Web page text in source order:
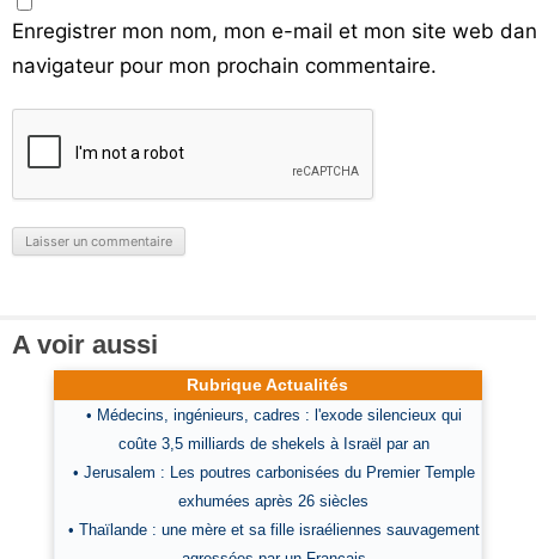
Enregistrer mon nom, mon e-mail et mon site web
navigateur pour mon prochain commentaire.
A voir aussi
Rubrique Actualités
• Médecins, ingénieurs, cadres : l'exode silencieux qui
coûte 3,5 milliards de shekels à Israël par an
• Jerusalem : Les poutres carbonisées du Premier Temple
exhumées après 26 siècles
• Thaïlande : une mère et sa fille israéliennes sauvagement